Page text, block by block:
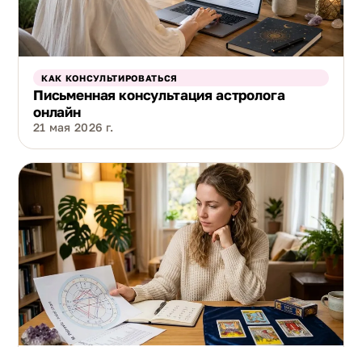
КАК КОНСУЛЬТИРОВАТЬСЯ
Письменная консультация астролога
онлайн
21 мая 2026 г.